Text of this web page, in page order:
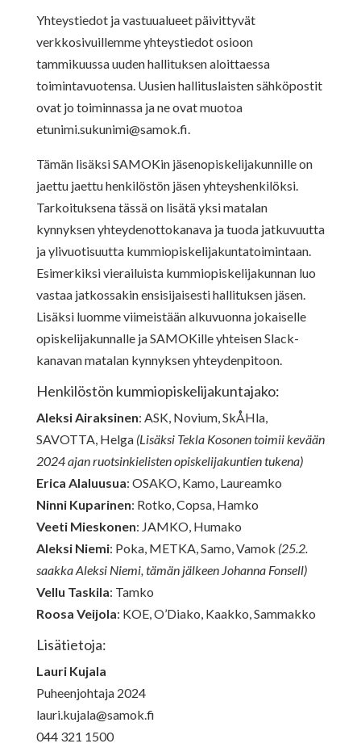
Yhteystiedot ja vastuualueet päivittyvät
verkkosivuillemme yhteystiedot osioon
tammikuussa uuden hallituksen aloittaessa
toimintavuotensa. Uusien hallituslaisten sähköpostit
ovat jo toiminnassa ja ne ovat muotoa
etunimi.sukunimi@samok.fi
Tämän lisäksi SAMOKin jäsenopiskelijakunnille on
jaettu jaettu henkilöstön jäsen yhteyshenkilöksi.
Tarkoituksena tässä on lisätä yksi matalan
kynnyksen yhteydenottokanava ja tuoda jatkuvuutta
ja ylivuotisuutta kummiopiskelijakuntatoimintaan.
Esimerkiksi vierailuista kummiopiskelijakunnan luo
vastaa jatkossakin ensisijaisesti hallituksen jäsen.
Lisäksi luomme viimeistään alkuvuonna jokaiselle
opiskelijakunnalle ja SAMOKille yhteisen Slack-
kanavan matalan kynnyksen yhteydenpitoon.
Henkilöstön kummiopiskelijakuntajako:
Aleksi Airaksinen: ASK, Novium, SkÅHla,
SAVOTTA, Helga (Lisäksi Tekla Kosonen toimii kevään
2024 ajan ruotsinkielisten opiskelijakuntien tukena)
Erica Alaluusua: OSAKO, Kamo, Laureamko
Ninni Kuparinen: Rotko, Copsa, Hamko
Veeti Mieskonen: JAMKO, Humako
Aleksi Niemi: Poka, METKA, Samo, Vamok (25.2.
saakka Aleksi Niemi, tämän jälkeen Johanna Fonsell)
Vellu Taskila: Tamko
Roosa Veijola: KOE, O’Diako, Kaakko, Sammakko
Lisätietoja:
Lauri Kujala
Puheenjohtaja 2024
lauri.kujala@samok.fi
044 321 1500